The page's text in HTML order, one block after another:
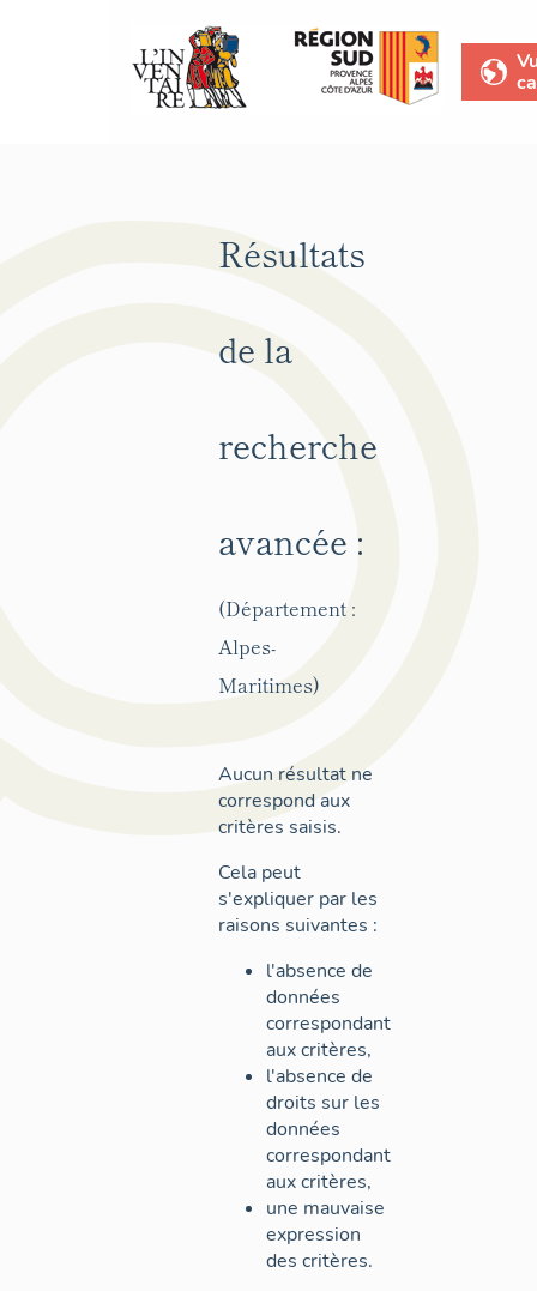
Résultats
de la
recherche
avancée :
(Département :
Alpes-
Maritimes)
Aucun résultat ne
correspond aux
critères saisis.
Cela peut
s'expliquer par les
raisons suivantes :
l'absence de
données
correspondant
aux critères,
l'absence de
droits sur les
données
correspondant
aux critères,
une mauvaise
expression
des critères.